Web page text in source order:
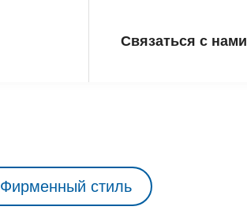
Связаться с нами
Фирменный стиль